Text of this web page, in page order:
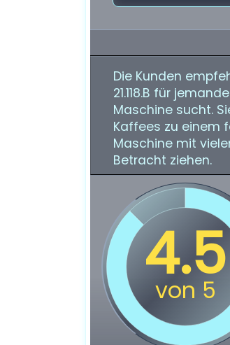
Die Kunden
21.118.B für
Maschine sucht.
Kaffees zu einem
Maschine mit
Betracht ziehen.